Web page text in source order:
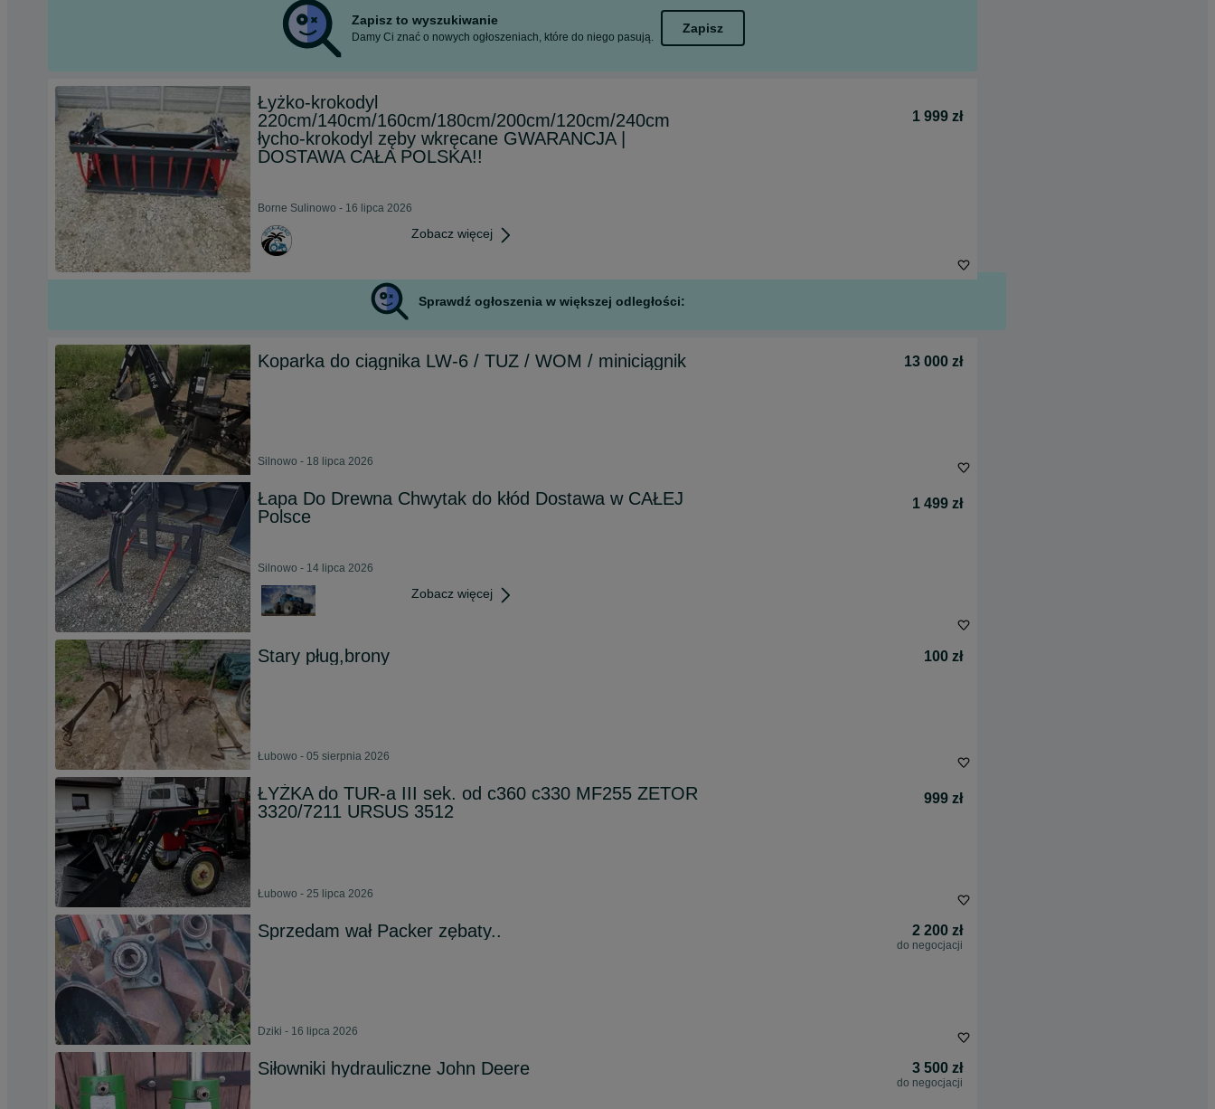
Zapisz to wyszukiwanie
Damy Ci znać o nowych ogłoszeniach, które do niego pasują.
Zapisz
Łyżko-krokodyl
220cm/140cm/160cm/180cm/200cm/120cm/240cm
łycho-krokodyl zęby wkręcane GWARANCJA |
DOSTAWA CAŁA POLSKA!!
1 999 zł
Borne Sulinowo - 16 lipca 2026
Zobacz więcej
Sprawdź ogłoszenia w większej odległości:
Koparka do ciągnika LW-6 / TUZ / WOM / miniciągnik 13 000 zł
Silnowo - 18 lipca 2026
Łapa Do Drewna Chwytak do kłód Dostawa w CAŁEJ
Polsce
1 499 zł
Silnowo - 14 lipca 2026
Zobacz więcej
Stary pług,brony 100 zł
Łubowo - 05 sierpnia 2026
ŁYŻKA do TUR-a III sek. od c360 c330 MF255 ZETOR
3320/7211 URSUS 3512
999 zł
Łubowo - 25 lipca 2026
Sprzedam wał Packer zębaty.. 2 200 zł
do negocjacji
Dziki - 16 lipca 2026
Siłowniki hydrauliczne John Deere 3 500 zł
do negocjacji